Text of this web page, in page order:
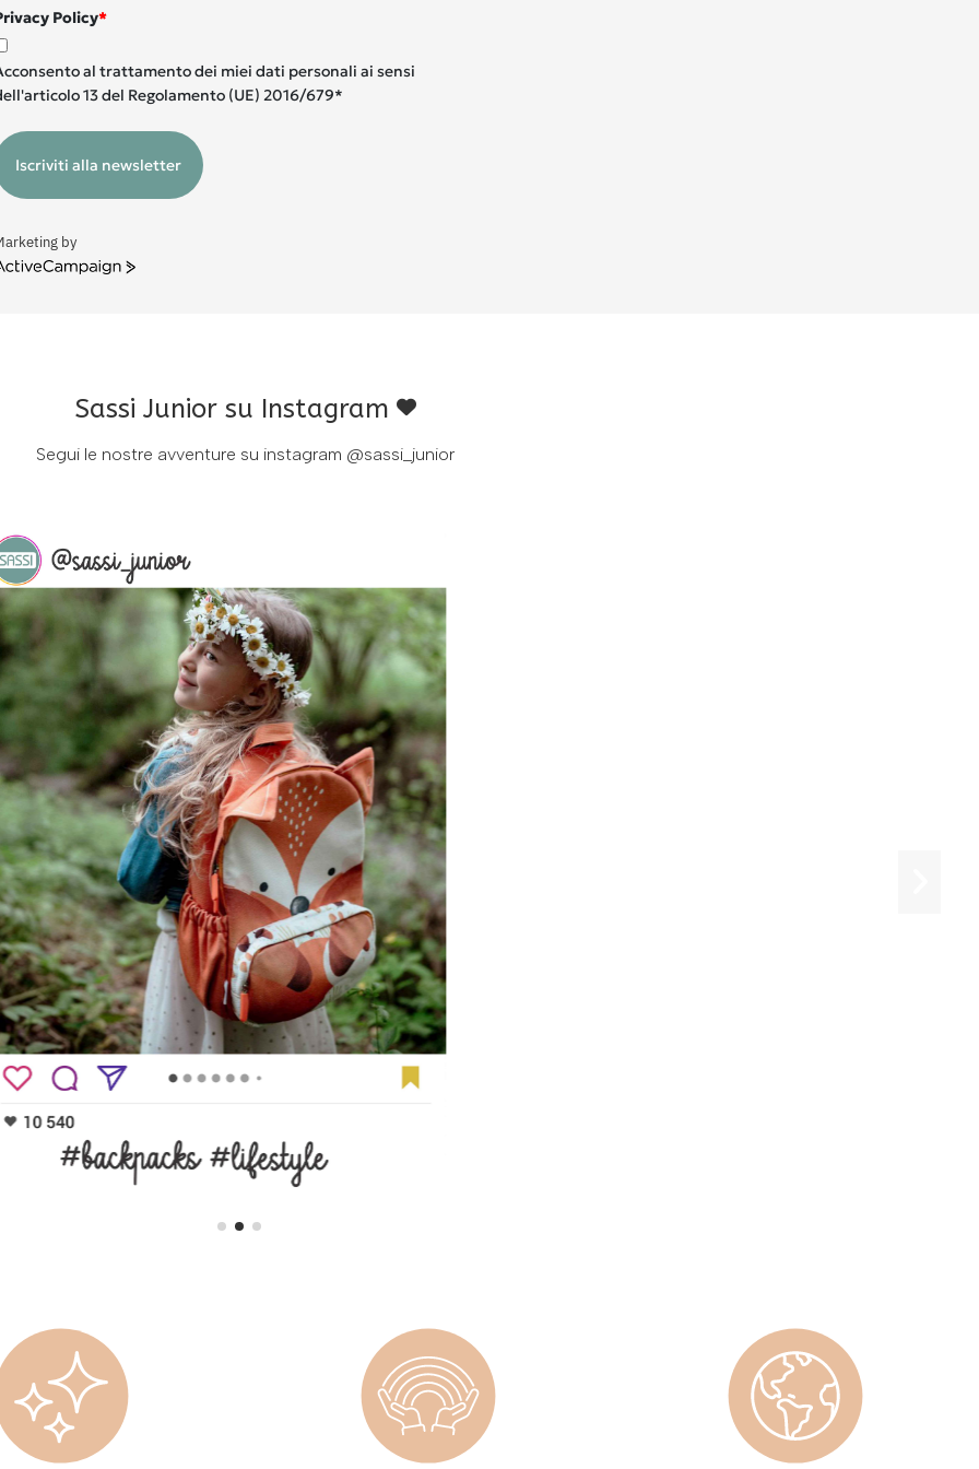
Policy*
al trattamento dei miei dati personali ai sensi
13 del Regolamento (UE) 2016/679*
Iscriviti alla newsletter
by
Sassi Junior su Instagram
Segui le nostre avventure su instagram @sassi_junior